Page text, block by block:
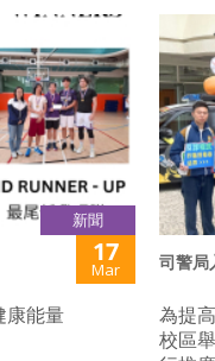
新聞
17
Mar
康能量
司警局
為提
校區